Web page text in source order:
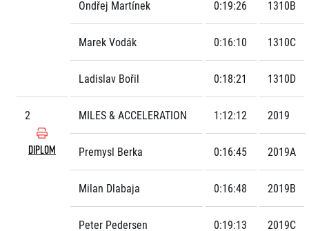
Mobilní aplikace RunCzech
Stáhněte si mobilní aplikaci RunCzech.
Akreditace a vše k závodům
Tiskové zprávy
Poznámky pro editory
Magazíny
All Runners Are Beautiful
Ekofilozofie
Vítejte v Running Mall
Kalendář
Individuální trénink
Skupinové tréninky
Firemní tréninky
Ondřej Martínek 0:19:26 1310B
Marek Vodák 0:16:10 1310C
Ladislav Bořil 0:18:21 1310D
2
DIPLOM
MILES & ACCELERATION 1:12:12 2019
Premysl Berka 0:16:45 2019A
Milan Dlabaja 0:16:48 2019B
Peter Pedersen 0:19:13 2019C